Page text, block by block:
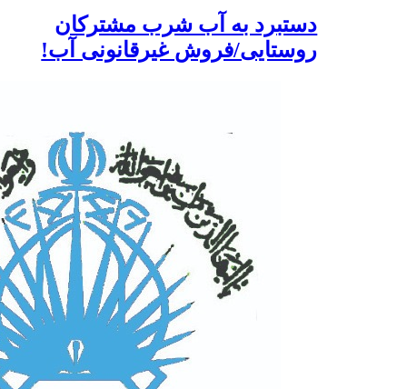
دستبرد به آب شرب مشترکان
روستایی/فروش غیرقانونی آب!